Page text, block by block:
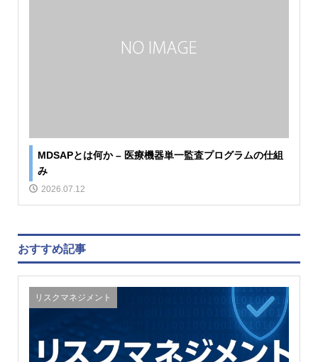
MDSAPとは何か – 医療機器単一監査プログラムの仕組
み
2026.07.12
おすすめ記事
リスクマネジメント